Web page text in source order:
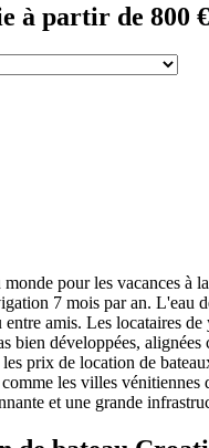
à partir de 800
pour les vacances
7 mois par an. L'eau
amis. Les locataires
bien développées,
prix de location de
les villes
et une grande